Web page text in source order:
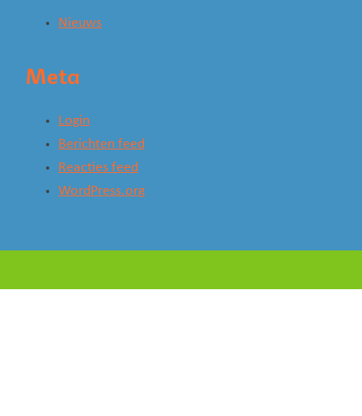
Nieuws
Meta
Login
Berichten feed
Reacties feed
WordPress.org